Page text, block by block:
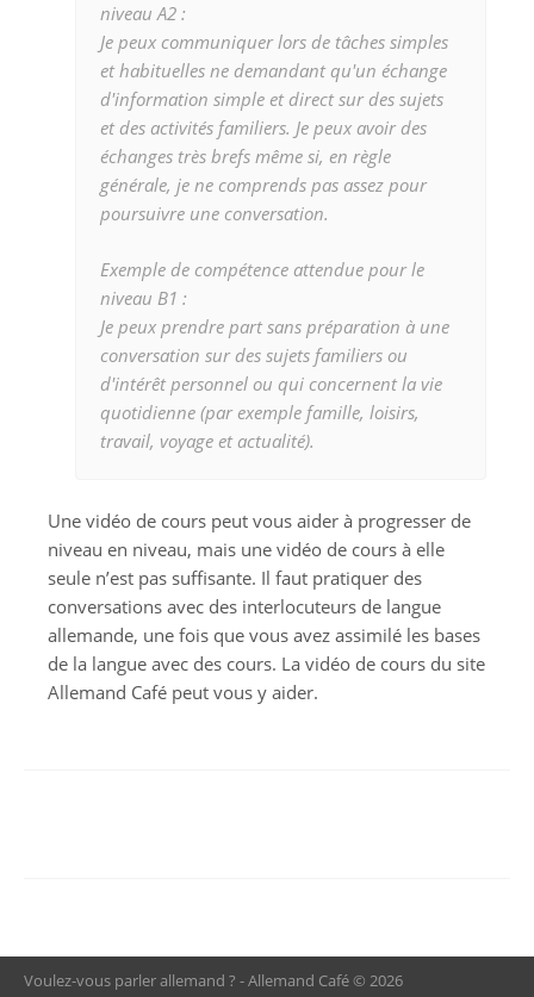
niveau A2 :
Je peux communiquer lors de tâches simples
et habituelles ne demandant qu'un échange
d'information simple et direct sur des sujets
et des activités familiers. Je peux avoir des
échanges très brefs même si, en règle
générale, je ne comprends pas assez pour
poursuivre une conversation.
Exemple de compétence attendue pour le
niveau B1 :
Je peux prendre part sans préparation à une
conversation sur des sujets familiers ou
d'intérêt personnel ou qui concernent la vie
quotidienne (par exemple famille, loisirs,
travail, voyage et actualité).
Une vidéo de cours peut vous aider à progresser de
niveau en niveau, mais une vidéo de cours à elle
seule n’est pas suffisante. Il faut pratiquer des
conversations avec des interlocuteurs de langue
allemande, une fois que vous avez assimilé les bases
de la langue avec des cours. La vidéo de cours du site
Allemand Café peut vous y aider.
Voulez-vous parler allemand ? - Allemand Café © 2026